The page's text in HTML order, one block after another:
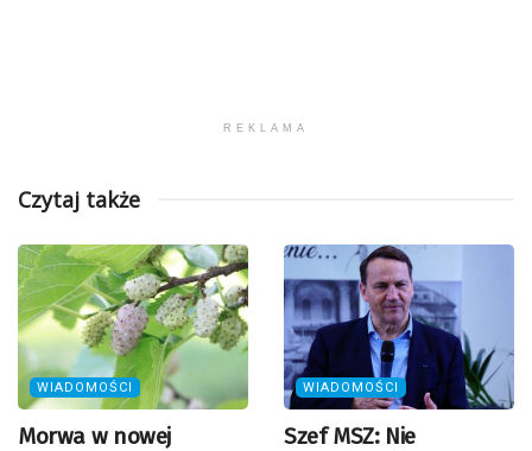
REKLAMA
Czytaj także
WIADOMOŚCI
Morwa w nowej
WIADOMOŚCI
Szef MSZ: Nie